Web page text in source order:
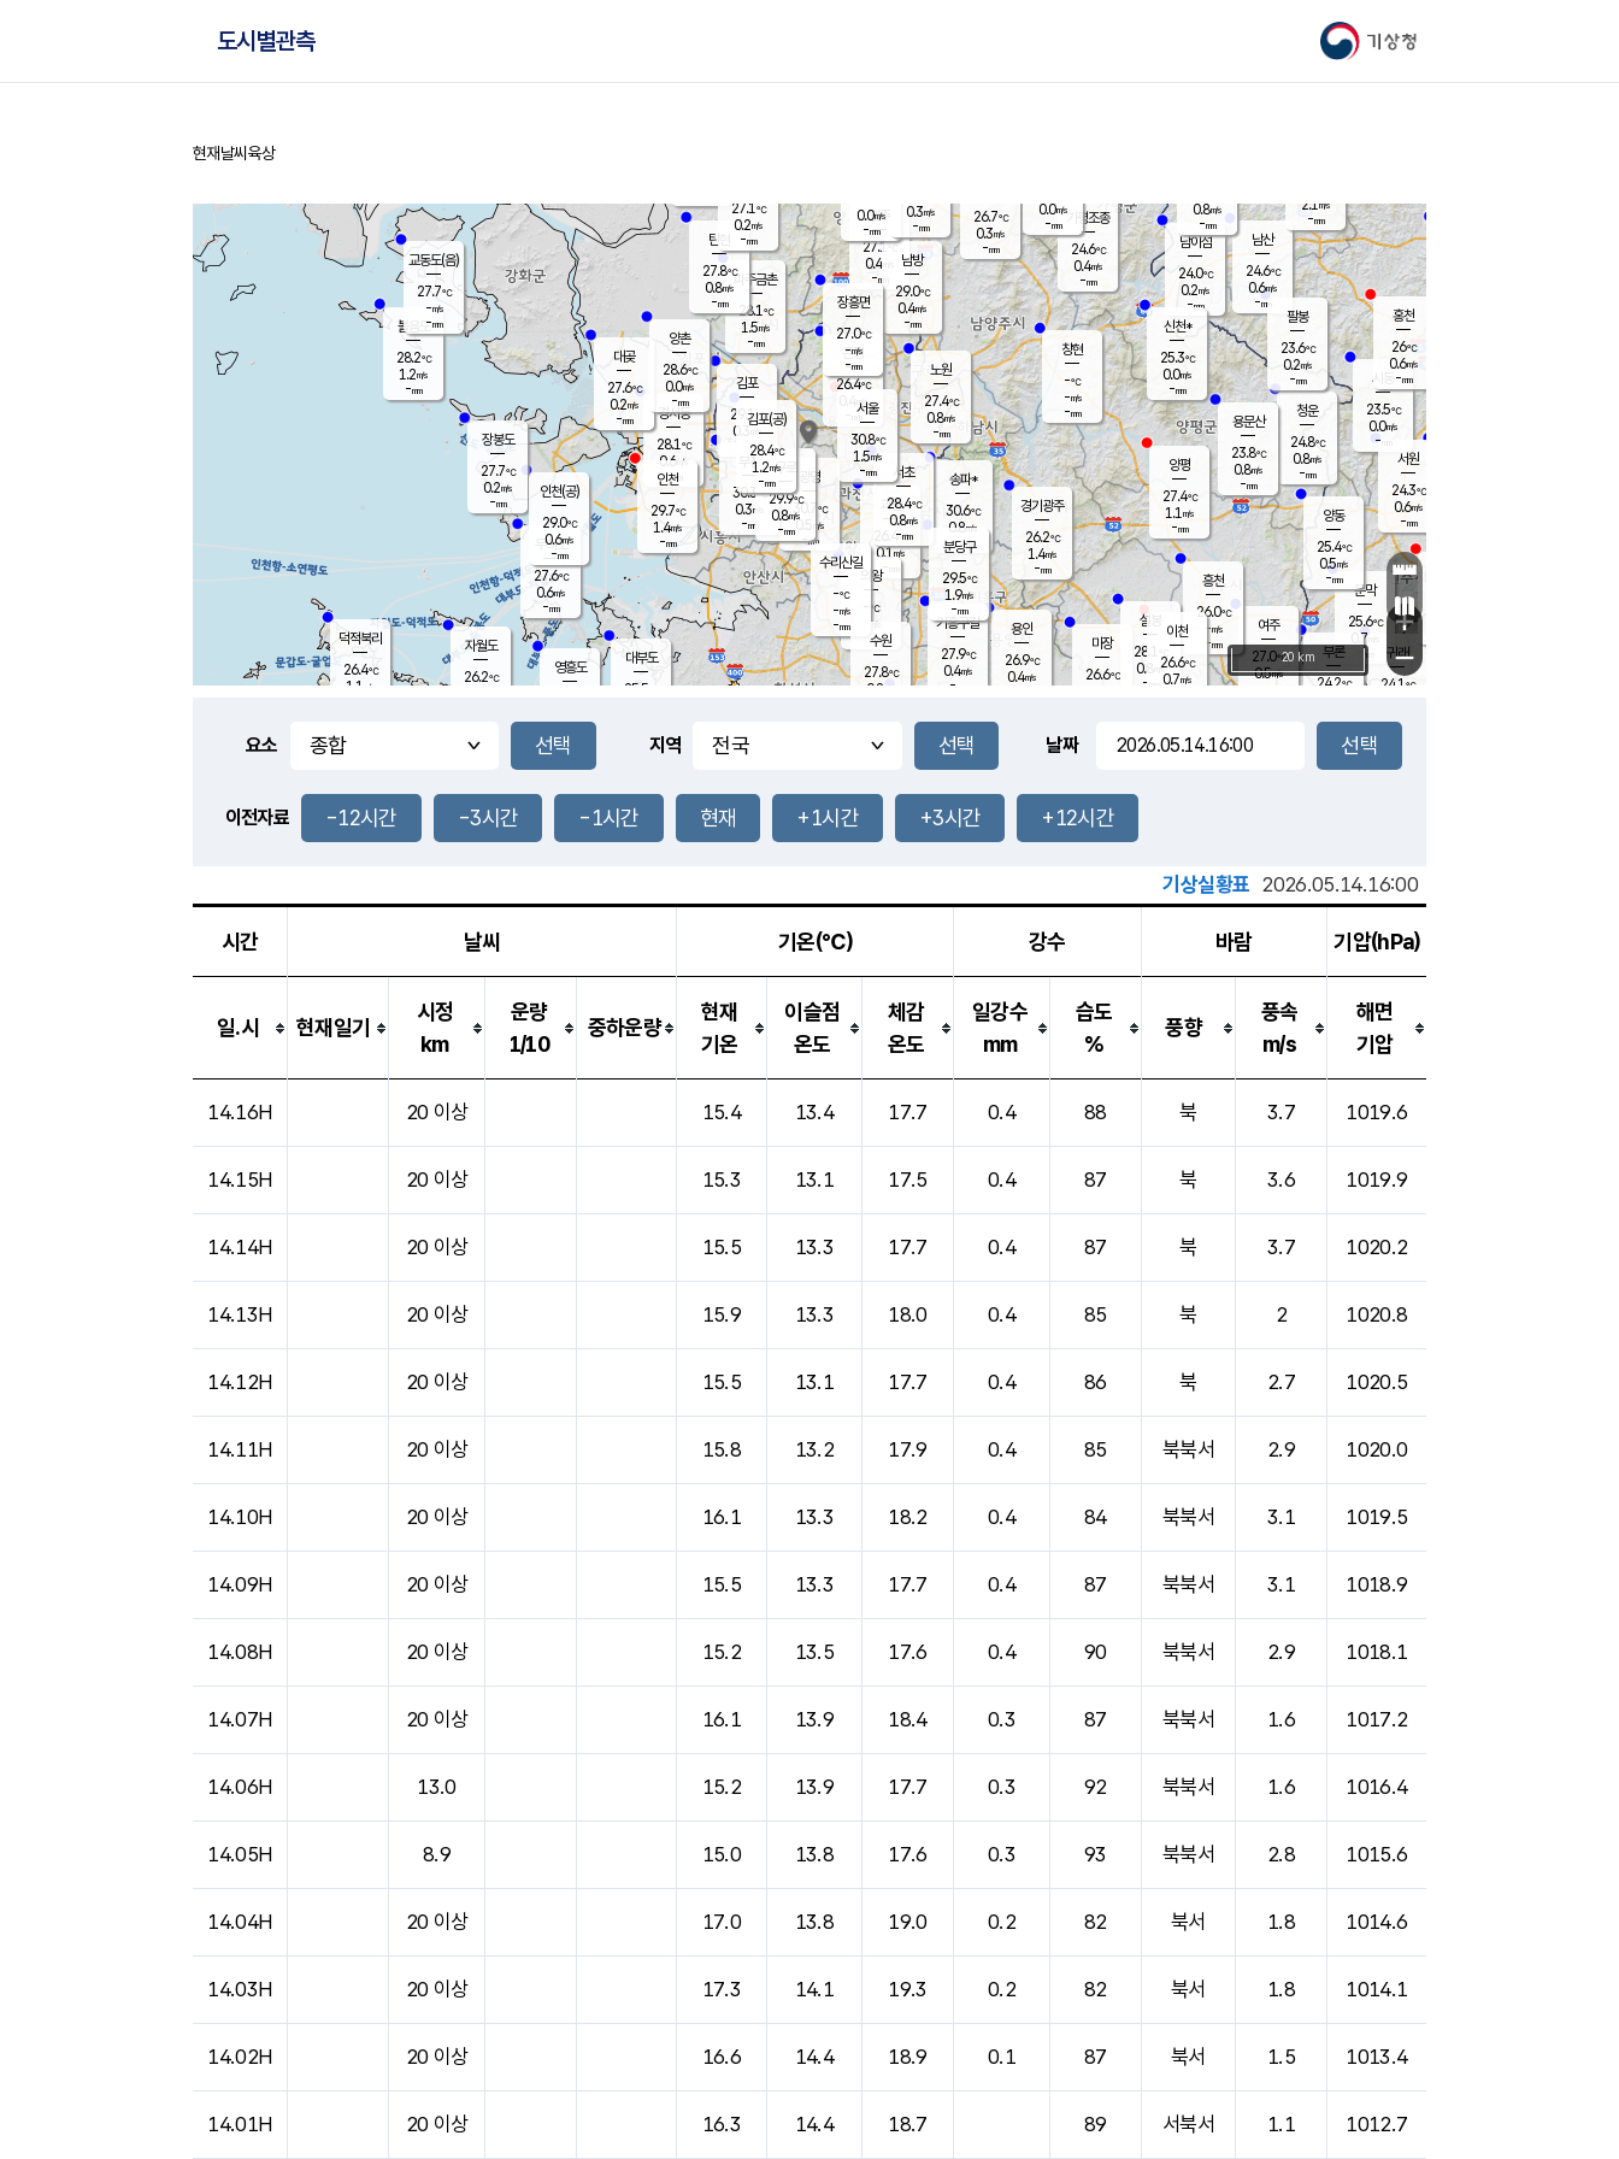
기상청
도시별관측
홈
현재날씨 육상
풍도
0.8m/s
문막
25.6℃
0.7m/s
mm
남이섬
24.0℃
0.2m/s
-mm
무의도
27.6℃
0.6m/s
-mm
영흥도
볼음도
28.2℃
1.2m/s
-mm
자월도
26.2℃
양주
27.1℃
0.4
-mm
부론
24.2℃
과천
26.4℃
0.1m/s
- mm
남산
24.6℃
0.6m/s
-mm
장봉도
27.7℃
0.2m/s
-mm
-mm
청운
24.8℃
0.8m/s
-mm
팔봉
23.6℃
0.2m/s
-mm
-mm
용인
26.9℃
0.4m/s
여주
27.0℃
0.5m/s
양동
25.4℃
0.5m/s
-mm
경기광주
26.2℃
1.4m/s
-mm
장호원
0.8m/s
-mm
26.1
℃
대부도
25.5
-
경서동
28.1℃
0.6 m/s
-mm
파주금촌
28.1℃
1.5m/s
-mm
가평조종
24.6℃
0.4m/s
-mm
26.7℃
0.3m/s
-mm
대곶
27.6℃
0.2m/s
-mm
신천*
25.3℃
0.0m/s
-mm
창현
-℃
-m/s
-mm
탄현
27.8℃
0.8m/s
-mm
0.0m/s
-mm
28.5℃
0.9m/s
-mm
흥천
26.0℃
-m/s
-mm
마장
26.6℃
의왕
- ℃
m/s
mm
김포
29.1℃
0.3 m/s
mm
설봉
28.1
0.8 m/s
- mm
광명
30.7 ℃
0.5 m/s
-mm
부천
30.3℃
0.3m/s
-mm
-mm
양촌
28.6℃
0.0m/s
-mm
구로
29.9℃
0.8m/s
-mm
은평
26.4℃
0.4 m/s
- mm
노원
27.4℃
0.8m/s
-mm
송파*
30.6℃
0.8m/s
-mm
서초
28.4℃
0.8m/s
-mm
남방
29.0℃
0.4m/s
-mm
기흥구갈
27.9℃
0.4m/s
-
수리산길
-℃
-m/s
-mm
분당구
29.5℃
1.9m/s
-mm
장흥면
27.0℃
-m/s
-mm
0.0m/s
-mm
시동
23.5℃
0.0m/s
- mm
귀래
24.1 ℃
서원
24.3℃
0.6m/s
-mm
용문산
23.8℃
0.8m/s
-mm
덕적북리
26.4℃
1.1 m/s
인천(공)
29.0℃
0.6m/s
-mm
김포(공)
28.4℃
1.2m/s
-mm
교동도(음)
27.7℃
-m/s
-mm
홍천
26℃
0.6m/s
-mm
이천
26.6℃
0.7m/s
양평
27.4℃
1.1 m/s
-mm
수원
27.8℃
0.8 m/s
인천
29.7℃
1.4m/s
-mm
서울
30.8℃
1.5m/s
-mm
2.1 m/s
-mm
27.1℃
0.2m/s
-mm
0.3m/s
-mm
+
−
20 km
요소 지역 날짜
이전자료 -12시간 -3시간 -1시간 현재 +1시간 +3시간 +12시간
기상실황표 2026.05.14.16:00
시간 날씨 기온(℃) 강수 바람 기압(hPa)
일.시 현재일기
시정
km
운량
1/10
중하운량
현재
기온
이슬점
온도
체감
온도
일강수
mm
습도
%
풍향
풍속
m/s
해면
기압
14.16H 20 이상 15.4 13.4 17.7 0.4 88 북 3.7 1019.6
14.15H 20 이상 15.3 13.1 17.5 0.4 87 북 3.6 1019.9
14.14H 20 이상 15.5 13.3 17.7 0.4 87 북 3.7 1020.2
14.13H 20 이상 15.9 13.3 18.0 0.4 85 북 2 1020.8
14.12H 20 이상 15.5 13.1 17.7 0.4 86 북 2.7 1020.5
14.11H 20 이상 15.8 13.2 17.9 0.4 85 북북서 2.9 1020.0
14.10H 20 이상 16.1 13.3 18.2 0.4 84 북북서 3.1 1019.5
14.09H 20 이상 15.5 13.3 17.7 0.4 87 북북서 3.1 1018.9
14.08H 20 이상 15.2 13.5 17.6 0.4 90 북북서 2.9 1018.1
14.07H 20 이상 16.1 13.9 18.4 0.3 87 북북서 1.6 1017.2
14.06H 13.0 15.2 13.9 17.7 0.3 92 북북서 1.6 1016.4
14.05H 8.9 15.0 13.8 17.6 0.3 93 북북서 2.8 1015.6
14.04H 20 이상 17.0 13.8 19.0 0.2 82 북서 1.8 1014.6
14.03H 20 이상 17.3 14.1 19.3 0.2 82 북서 1.8 1014.1
14.02H 20 이상 16.6 14.4 18.9 0.1 87 북서 1.5 1013.4
14.01H 20 이상 16.3 14.4 18.7 89 서북서 1.1 1012.7